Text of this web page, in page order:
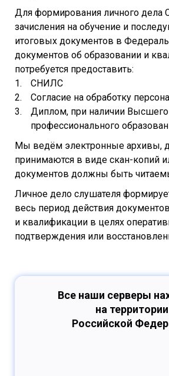
Для формирования личного дела
зачисления на обучение и
итоговых документов в
документов об образовании и
потребуется предоставить:
СНИЛС
Согласие на обработку
Диплом, при наличии
профессионального
Мы ведём электронные архивы,
принимаются в виде скан-копий
документов должны быть
Личное дело слушателя
весь период действия
и квалификации в целях
подтверждения или
Все наши серверы
на территории
Российской